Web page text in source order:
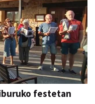
festetan